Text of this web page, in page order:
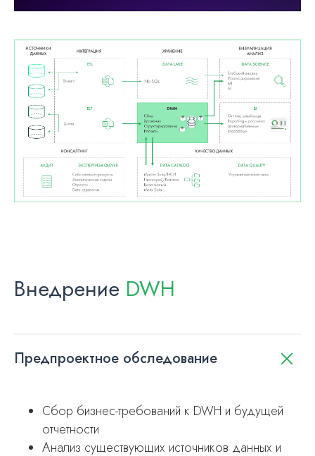
Внедрение DWH
Предпроектное обследование
Сбор бизнес-требований к DWH и будущей
отчетности
Анализ существующих источников данных и